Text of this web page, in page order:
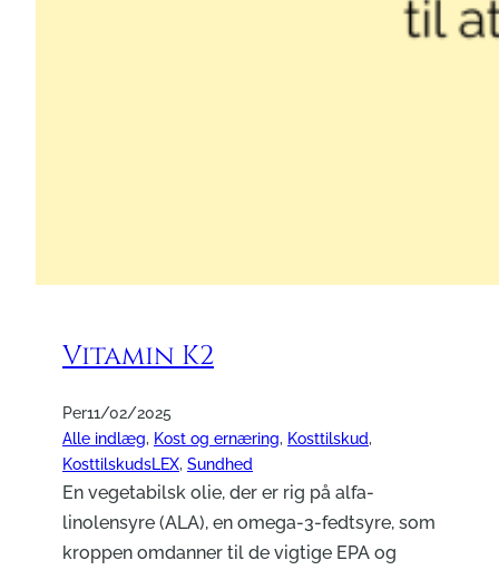
Vitamin K2
Per11/02/2025
Alle indlæg, Kost og ernæring, Kosttilskud
KosttilskudsLEX, Sundhed
En vegetabilsk olie, der er rig på alfa-
linolensyre (ALA), en omega-3-fedtsyre, som
kroppen omdanner til de vigtige EPA og